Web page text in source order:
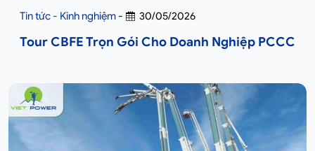
Tin tức - Kinh nghiệm - 30/05/2026
Tour CBFE Trọn Gói Cho Doanh Nghiệp PCCC